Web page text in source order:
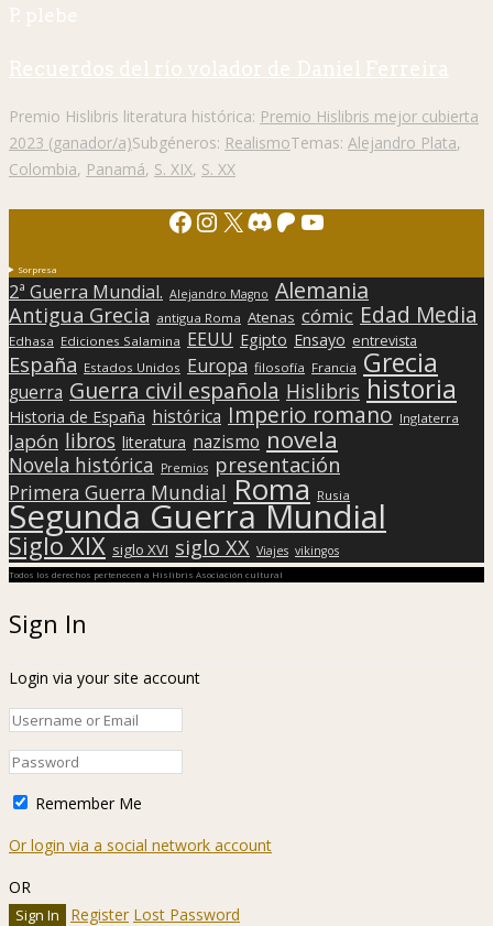
P. plebe
Recuerdos del río volador de Daniel Ferreira
Premio Hislibris literatura histórica: Premio Hislibris mejor cubierta
2023 (ganador/a)Subgéneros: RealismoTemas: Alejandro Plata,
Colombia, Panamá, S. XIX, S. XX
Facebook
Instagram
X Discord
Patreon
YouTube
Sorpresa
2ª Guerra Mundial. Alejandro Magno Alemania
Antigua Grecia antigua Roma Atenas cómic Edad Media
Edhasa Ediciones Salamina EEUU Egipto Ensayo entrevista
España Estados Unidos Europa filosofía Francia Grecia
guerra Guerra civil española Hislibris historia
Historia de España histórica Imperio romano Inglaterra
Japón libros literatura nazismo novela
Novela histórica Premios presentación
Primera Guerra Mundial Roma Rusia
Segunda Guerra Mundial
Siglo XIX siglo XVI siglo XX Viajes vikingos
Todos los derechos pertenecen a Hislibris Asociación cultural
Sign In
Login via your site account
Remember Me
Or login via a social network account
OR
Register Lost Password